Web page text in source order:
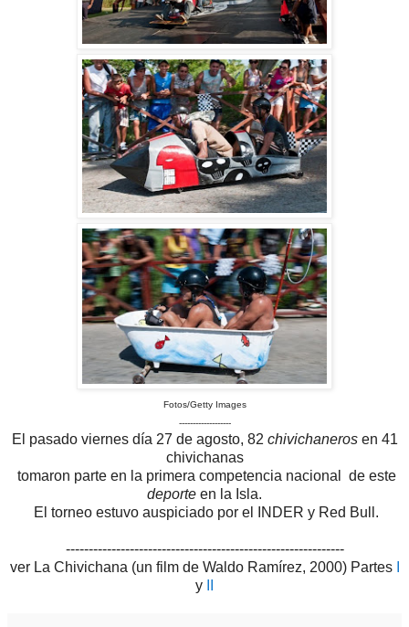
Fotos/Getty Images
-------------------
El pasado viernes día 27 de agosto, 82 chivichanerosen 41
chivichanas
tomaron parte en la primera competencia nacional de este
deporte en la Isla.
El torneo estuvo auspiciado por el INDER y Red Bull.
-------------------------------------------------------------
ver La Chivichana (un film de Waldo Ramírez, 2000) Partes
y